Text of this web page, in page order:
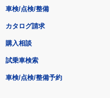
車検/点検/整備
カタログ請求
購入相談
試乗車検索
車検/点検/整備予約